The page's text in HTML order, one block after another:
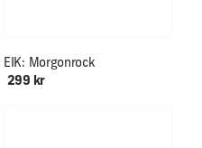
EIK: Morgonrock
299 kr